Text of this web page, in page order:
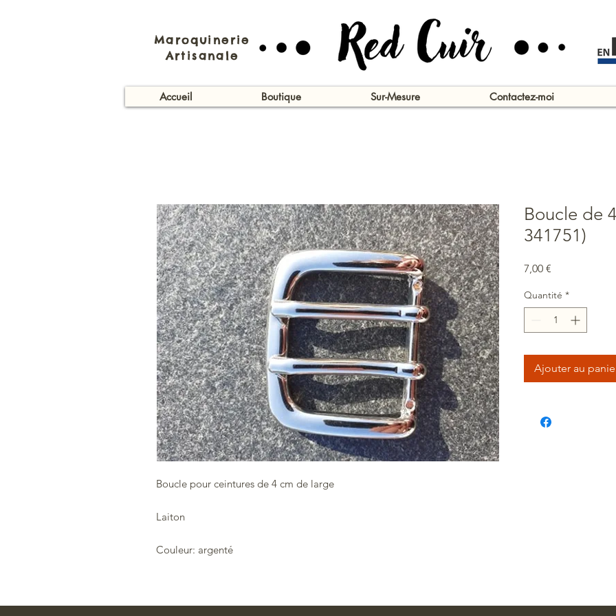
Accueil Boutique Sur-Mesure Contactez-moi
Maroquinerie
Artisanale
Boucle pour ceintures de 4 cm de large
Laiton
Couleur: argenté
Boucle de
341751)
7,00 €
Quantité *
Ajouter au